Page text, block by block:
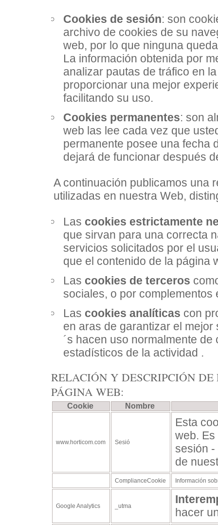
Cookies de sesión: son
archivo de cookies de su
web, por lo que ninguna
La información obtenida por
analizar pautas de tráfico en
proporcionar una mejor
facilitando su uso.
Cookies permanentes: son
web las lee cada vez que
permanente posee una fecha
dejará de funcionar después
A continuación publicamos una
utilizadas en nuestra Web,
Las cookies estrictamente
que sirvan para una correcta
servicios solicitados por el
que el contenido de la página
Las cookies de terceros
sociales, o por complementos
Las cookies analíticas con
en aras de garantizar el
´s hacen uso normalmente
estadísticos de la actividad .
RELACIÓN Y DESCRIPCIÓN
PÁGINA WEB:
Cookie Nombre
www.horticom.com Sesió
Esta
web.
sesión
de
ComplianceCookie Información
Google Analytics _utma
hacer